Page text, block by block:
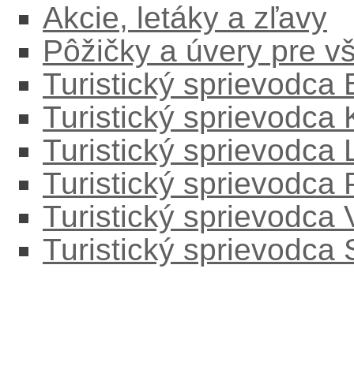
Akcie, letáky a zľavy
Pôžičky a úvery pre
Turistický sprievodca
Turistický sprievodca
Turistický sprievodca
Turistický sprievodca
Turistický sprievodca
Turistický sprievodca